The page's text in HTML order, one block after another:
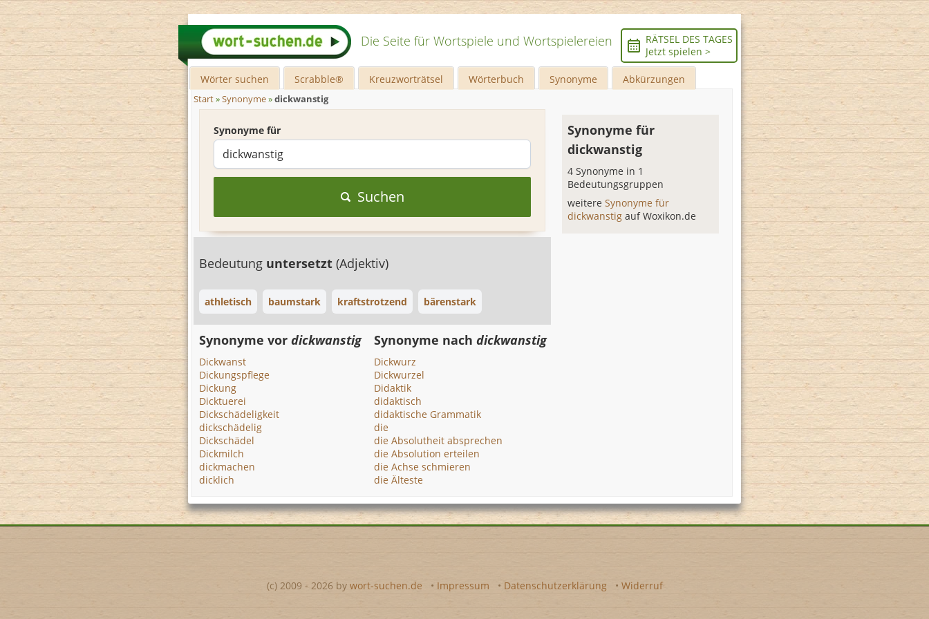
Die Seite für Wortspiele und Wortspielereien
RÄTSEL DES TAGES
Jetzt spielen >
Wörter suchen Scrabble® Kreuzworträtsel Wörterbuch Synonyme Abkürzungen
Start»Synonyme»dickwanstig
Synonyme für
Suchen
Bedeutung untersetzt (Adjektiv)
athletisch baumstark kraftstrotzend bärenstark
Synonyme für
dickwanstig
4 Synonyme in 1
Bedeutungsgruppen
weitereSynonyme für
dickwanstigauf Woxikon.de
Synonyme vor dickwanstig
Dickwanst
Dickungspflege
Dickung
Dicktuerei
Dickschädeligkeit
dickschädelig
Dickschädel
Dickmilch
dickmachen
dicklich
Synonyme nachdickwanstig
Dickwurz
Dickwurzel
Didaktik
didaktisch
didaktische Grammatik
die
die Absolutheit absprechen
die Absolution erteilen
die Achse schmieren
die Älteste
(c) 2009 - 2026 by wort-suchen.de • Impressum • Datenschutzerklärung • Widerruf